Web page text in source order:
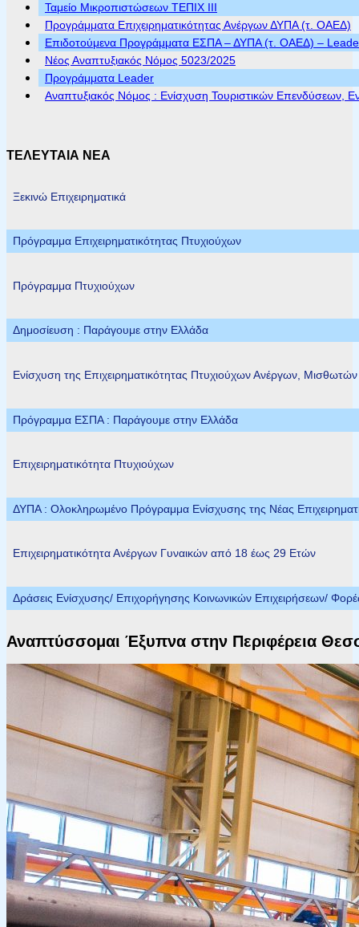
Ταμείο Μικροπιστώσεων ΤΕΠΙΧ ΙΙΙ
Προγράμματα Επιχειρηματικότητας Ανέργων ΔΥΠΑ (τ. ΟΑΕΔ)
Επιδοτούμενα Προγράμματα ΕΣΠΑ – ΔΥΠΑ (τ. ΟΑΕΔ) – Leader
Νέος Αναπτυξιακός Νόμος 5023/2025
Προγράμματα Leader
Αναπτυξιακός Νόμος : Ενίσχυση Τουριστικών Επενδύσεων,
ΤΕΛΕΥΤΑΙΑ ΝΕΑ
Ξεκινώ Επιχειρηματικά
Πρόγραμμα Επιχειρηματικότητας Πτυχιούχων
Πρόγραμμα Πτυχιούχων
Δημοσίευση : Παράγουμε στην Ελλάδα
Ενίσχυση της Επιχειρηματικότητας Πτυχιούχων Ανέργων,
Πρόγραμμα ΕΣΠΑ : Παράγουμε στην Ελλάδα
Επιχειρηματικότητα Πτυχιούχων
ΔΥΠΑ : Ολοκληρωμένο Πρόγραμμα Ενίσχυσης της Νέας
Επιχειρηματικότητα Ανέργων Γυναικών από 18 έως 29 Ετών
Δράσεις Ενίσχυσης/ Επιχορήγησης Κοινωνικών Επιχειρήσεων/
Αναπτύσσομαι Έξυπνα στην Περιφέρεια